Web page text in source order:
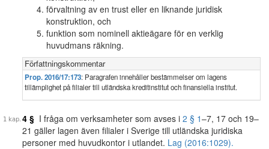
förvaltning av en trust eller en liknande juridisk
konstruktion, och
funktion som nominell aktieägare för en verklig
huvudmans räkning.
Författningskommentar
Prop. 2016/17:173: Paragrafen innehåller bestämmelser om lagens
tillämplighet på filialer till utländska kreditinstitut och finansiella institut.
4 § I fråga om verksamheter som avses i 2 § 1–7, 17 och 19–
21 gäller lagen även filialer i Sverige till utländska juridiska
personer med huvudkontor i utlandet. Lag (2016:1029).